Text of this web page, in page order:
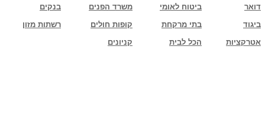
בנקים משרד הפנים ביטוח לאומי
דואר
רשתות מזון
קופות חולים בתי מרקחת
ביגוד
קניונים
הכל לבית אטרקציות